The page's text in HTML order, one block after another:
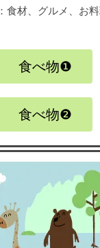
：食材、グルメ、お
食べ物❶
食べ物❷